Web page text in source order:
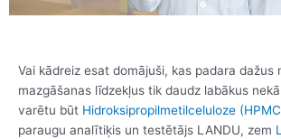
Vai kādreiz esat domājuši, kas padara dažus
mazgāšanas līdzekļus tik daudz labākus
varētu būt Hidroksipropilmetilceluloze
paraugu analītiķis un testētājs LANDU, zem